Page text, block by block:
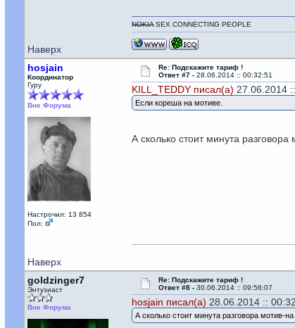
Наверх
NOKIASEX CONNECTING PEOPLE
hosjain
Координатор
Гуру
Вне Форума
Настрочил: 13 854
Пол:
Re: Подскажите тариф !
Ответ #7 - 28.06.2014 :: 00:32:51
KILL_TEDDY писал(а) 27.06.2014
Если кореша на мотиве.
А сколько стоит минута
Наверх
goldzinger7
Энтузиаст
Вне Форума
Re: Подскажите тариф !
Ответ #8 - 30.06.2014 :: 09:56:07
hosjain писал(а) 28.06.2014 ::
А сколько стоит минута разговора